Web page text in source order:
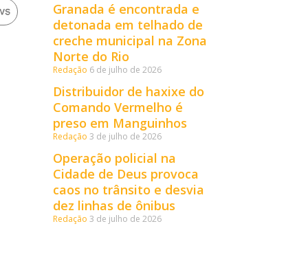
Granada é encontrada e
detonada em telhado de
creche municipal na Zona
Norte do Rio
Redação 6 de julho de 2026
Distribuidor de haxixe do
Comando Vermelho é
preso em Manguinhos
Redação 3 de julho de 2026
Operação policial na
Cidade de Deus provoca
caos no trânsito e desvia
dez linhas de ônibus
Redação 3 de julho de 2026